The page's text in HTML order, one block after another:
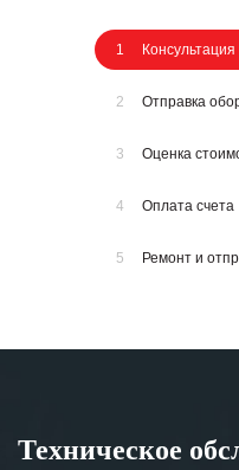
1
2 Отправка
3 Оценка
4 Оплата счета
5 Ремонт и
Техническое